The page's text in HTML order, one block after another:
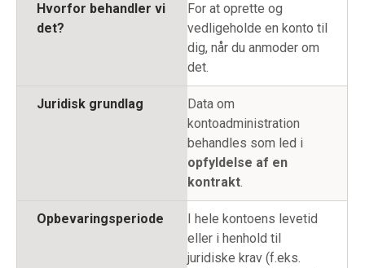
Hvorfor behandler vi
det?
For at oprette og
vedligeholde en konto til
dig, når du anmoder om
det.
Juridisk grundlag
Data om
kontoadministration
behandles som led i
opfyldelse af en
kontrakt.
Opbevaringsperiode
I hele kontoens levetid
eller i henhold til
juridiske krav (f.eks.